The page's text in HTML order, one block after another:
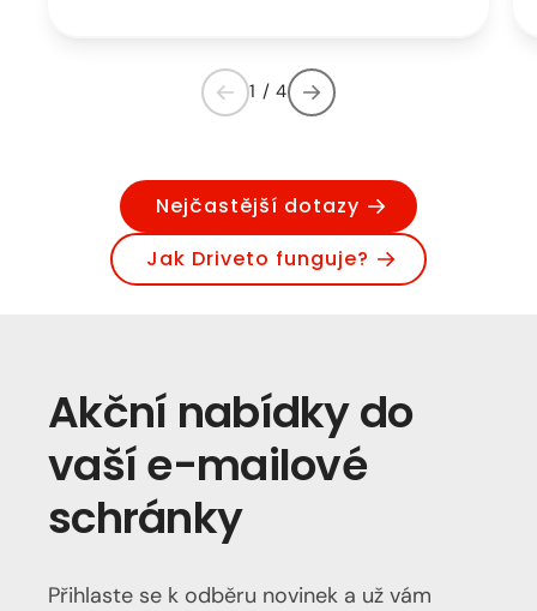
1 / 4
Nejčastější dotazy
Jak Driveto funguje?
Akční nabídky do
vaší e-mailové
schránky
Přihlaste se k odběru novinek a už vám